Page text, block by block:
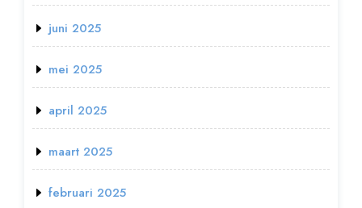
juni 2025
mei 2025
april 2025
maart 2025
februari 2025